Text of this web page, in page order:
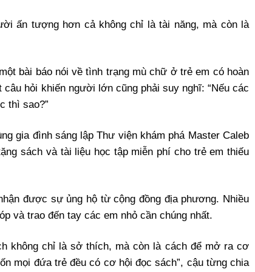
ấn tượng hơn cả không chỉ là tài năng, mà còn là
bài báo nói về tình trạng mù chữ ở trẻ em có hoàn
câu hỏi khiến người lớn cũng phải suy nghĩ: “Nếu các
thì sao?”
gia đình sáng lậpThư viện khám phá Master Caleb
sách và tài liệu học tập miễn phí cho trẻ em thiếu
được sự ủng hộ từ cộng đồng địa phương. Nhiều
và trao đến tay các em nhỏ cần chúng nhất.
không chỉ là sở thích, mà còn là cách để mở ra cơ
mọi đứa trẻ đều có cơ hội đọc sách”, cậu từng chia